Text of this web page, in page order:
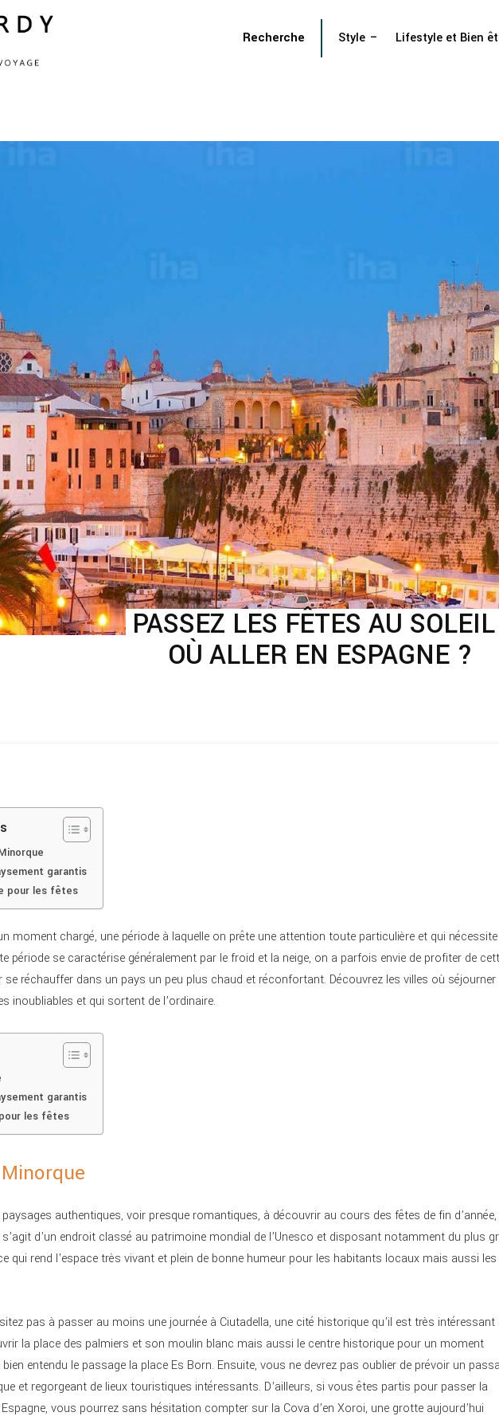
Style Lifestyle et Bien
Recherche
PASSEZ LES FÊTES AU
OÙ ALLER EN ESPAGNE ?
garantis
pour les fêtes
moment chargé, une période à laquelle on prête une attention toute particulière et qui nécessite
période se caractérise généralement par le froid et la neige, on a parfois envie de profiter de
se réchauffer dans un pays un peu plus chaud et réconfortant. Découvrez les villes où
inoubliables et qui sortent de l’ordinaire.
garantis
les fêtes
authentiques, voir presque romantiques, à découvrir au cours des fêtes de fin d’année,
d’un endroit classé au patrimoine mondial de l’Unesco et disposant notamment du plus
qui rend l’espace très vivant et plein de bonne humeur pour les habitants locaux mais aussi les
pas à passer au moins une journée à Ciutadella, une cité historique qu’il est très intéressant
la place des palmiers et son moulin blanc mais aussi le centre historique pour un moment
entendu le passage la place Es Born. Ensuite, vous ne devrez pas oublier de prévoir un
et regorgeant de lieux touristiques intéressants. D’ailleurs, si vous êtes partis pour passer la
vous pourrez sans hésitation compter sur la Cova d’en Xoroi, une grotte aujourd’hui